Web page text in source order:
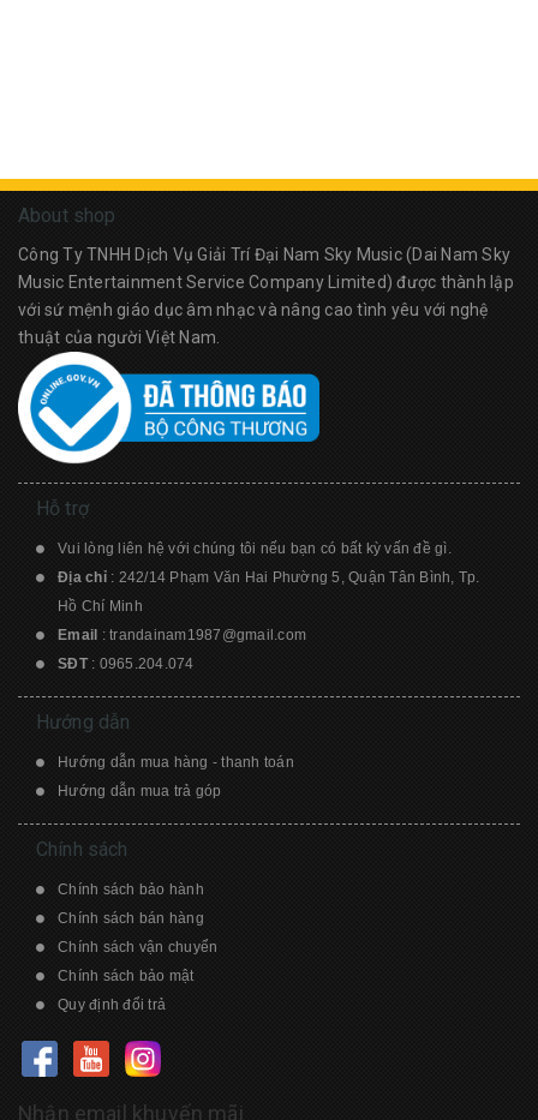
About shop
Công Ty TNHH Dịch Vụ Giải Trí Đại Nam Sky Music (Dai Nam Sky
Music Entertainment Service Company Limited) được thành lập
với sứ mệnh giáo dục âm nhạc và nâng cao tình yêu với nghệ
thuật của người Việt Nam.
Hỗ trợ
Vui lòng liên hệ với chúng tôi nếu bạn có bất kỳ vấn đề gì.
Địa chỉ : 242/14 Phạm Văn Hai Phường 5, Quận Tân Bình, Tp.
Hồ Chí Minh
Email : trandainam1987@gmail.com
SĐT : 0965.204.074
Hướng dẫn
Hướng dẫn mua hàng - thanh toán
Hướng dẫn mua trả góp
Chính sách
Chính sách bảo hành
Chính sách bán hàng
Chính sách vận chuyển
Chính sách bảo mật
Quy định đổi trả
Nhận email khuyến mãi